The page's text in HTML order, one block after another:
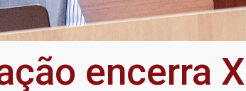
encerra